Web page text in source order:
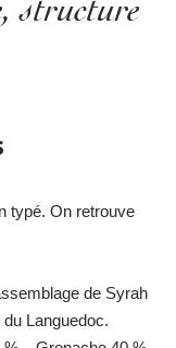
structure
typé. On retrouve
de Syrah
Languedoc.